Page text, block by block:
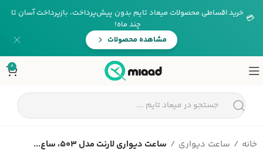
💳 خرید اقساطی محصولات میعاد تایم بدون پیش‌پرداخت، بازپرداخت آسان تا
چند ماه!
مشاهده محصولات
0
خانه ساعت دیواری ساعت دیواری لارنت مدل 503، ساع...